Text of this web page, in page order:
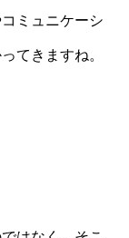
ミュニケーシ
てきますね。